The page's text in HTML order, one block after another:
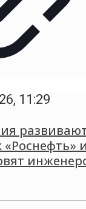
11:29
«Роснефть» и